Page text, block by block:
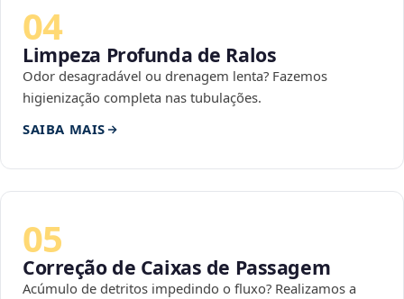
04
Limpeza Profunda de Ralos
Odor desagradável ou drenagem lenta? Fazemos
higienização completa nas tubulações.
SAIBA MAIS
05
Correção de Caixas de Passagem
Acúmulo de detritos impedindo o fluxo? Realizamos a